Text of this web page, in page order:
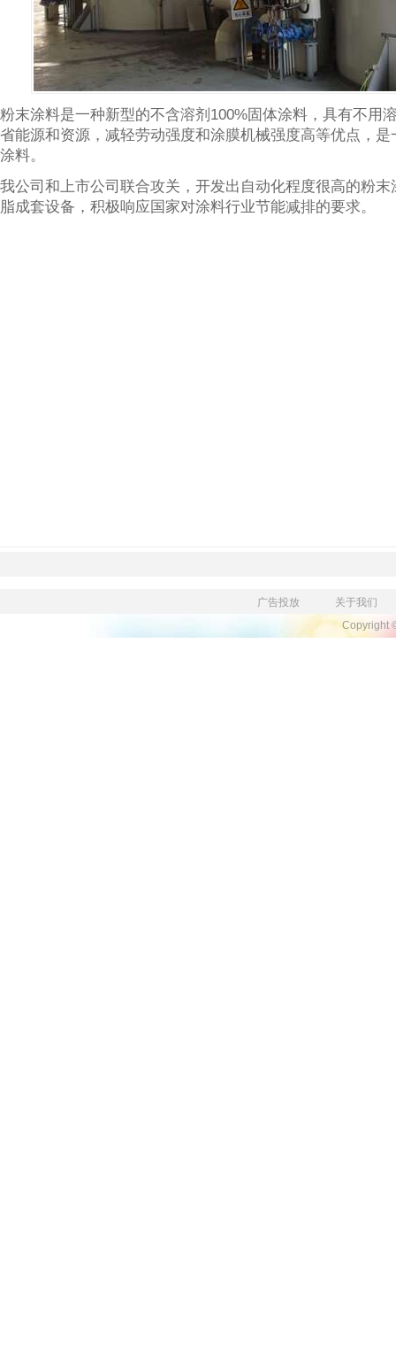
粉末涂料是一种新型的不含溶剂100%固体涂料，具有不用
省能源和资源，减轻劳动强度和涂膜机械强度高等优点，是
涂料。
我公司和上市公司联合攻关，开发出自动化程度很高的粉末
脂成套设备，积极响应国家对涂料行业节能减排的要求。
广告投放
关于我们
Copyright